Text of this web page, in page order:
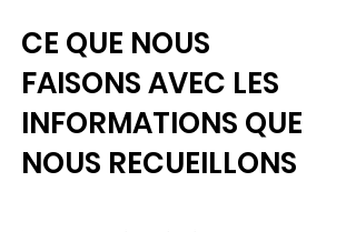
CE QUE NOUS
FAISONS AVEC LES
INFORMATIONS QUE
NOUS RECUEILLONS